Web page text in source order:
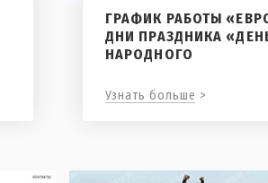
ГРАФИК РАБОТЫ
ДНИ ПРАЗДНИКА
НАРОДНОГО
Узнать больше >